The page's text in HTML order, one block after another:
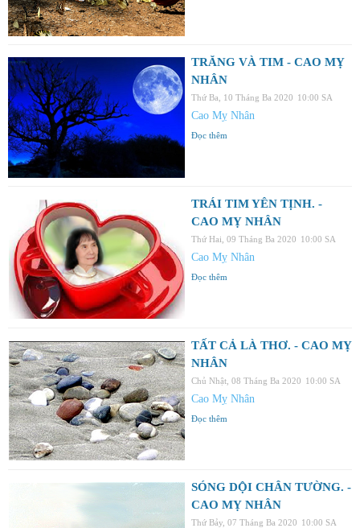
TRĂNG VÀ TIM - CAO MỴ
NHÂN
Thứ Ba, 10 Tháng Ba 2020 10:00 SA
Cao Mỵ Nhân
Đọc thêm
TRÁI TIM YÊN TỊNH. -
CAO MỴ NHÂN
Thứ Hai, 09 Tháng Ba 2020 10:00 SA
Cao Mỵ Nhân
Đọc thêm
TẤT CẢ LÀ THƠ. - CAO MỴ
NHÂN
Chủ Nhật, 08 Tháng Ba 2020 10:00 SA
Cao Mỵ Nhân
Đọc thêm
SÓNG DỘI CHÂN TƯỜNG. -
CAO MỴ NHÂN
Thứ Bảy, 07 Tháng Ba 2020 10:00 SA